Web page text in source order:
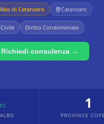
diCatanzaro Catanzaro
Civile Diritto Condominiale
Richiedi consulenza →
1
PROVINCE